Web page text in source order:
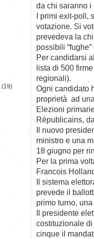
da chi saranno i
I primi exit-poll,
votazione. Si
prevedeva la
possibili
Per candidarsi
lista di 500
regionali).
Ogni candidato
proprietà ad
Elezioni
Rèpublicains,
Il nuovo
ministro e una
18 giugno per
Per la prima
Francois
Il sistema
prevede il
primo turno,
Il presidente
costituzionale
cinque il
(19)